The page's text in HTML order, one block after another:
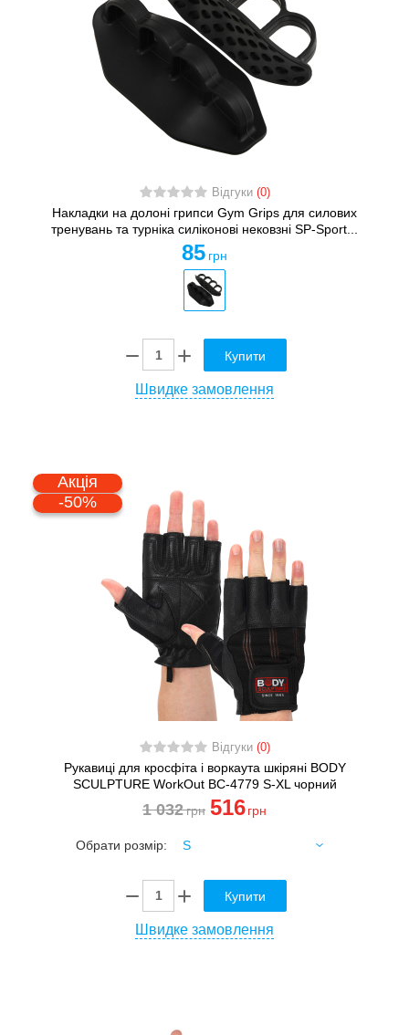
Відгуки (0)
Накладки на долоні грипси Gym Grips для силових
тренувань та турніка силіконові нековзні SP-Sport...
85 грн
Купити
Швидке замовлення
Акція
-50%
Відгуки (0)
Рукавиці для кросфіта і воркаута шкіряні BODY
SCULPTURE WorkOut BC-4779 S-XL чорний
1 032грн 516 грн
Обрати розмір:
Купити
Швидке замовлення